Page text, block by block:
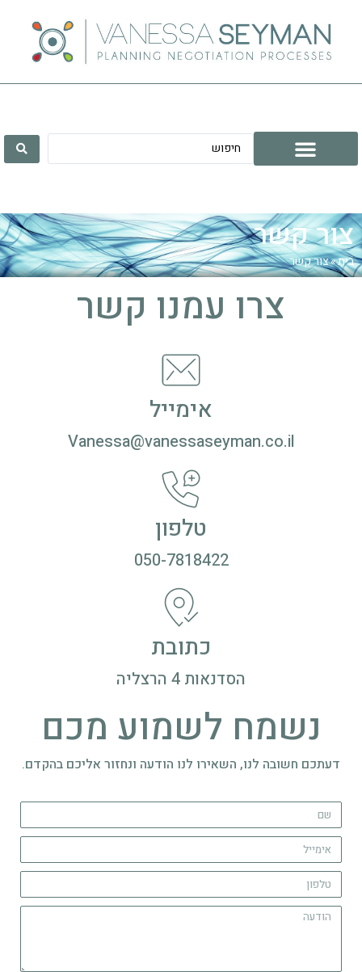
צור קשר
בית»צור קשר
צרו עמנו קשר
אימייל
Vanessa@vanessaseyman.co.il
טלפון
050-7818422
כתובת
הסדנאות 4 הרצליה
נשמח לשמוע מכם
דעתכם חשובה לנו, השאירו לנו הודעה ונחזור אליכם בהקדם.